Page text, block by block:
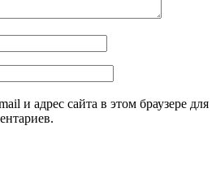
и адрес сайта в этом браузере для